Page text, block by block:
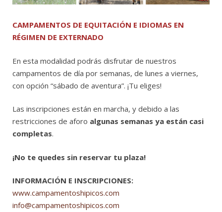
CAMPAMENTOS DE EQUITACIÓN E IDIOMAS EN
RÉGIMEN DE EXTERNADO
En esta modalidad podrás disfrutar de nuestros
campamentos de día por semanas, de lunes a viernes,
con opción “sábado de aventura”. ¡Tu eliges!
Las inscripciones están en marcha, y debido a las
restricciones de aforo algunas semanas ya están casi
completas.
¡No te quedes sin reservar tu plaza!
INFORMACIÓN E INSCRIPCIONES:
www.campamentoshipicos.com
info@campamentoshipicos.com